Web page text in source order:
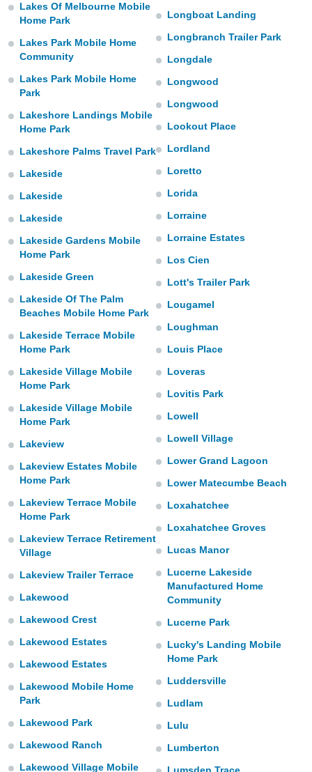
Lakes Of Melbourne Mobile
Home Park
Lakes Park Mobile Home
Community
Lakes Park Mobile Home
Park
Lakeshore Landings Mobile
Home Park
Lakeshore Palms Travel Park
Lakeside
Lakeside
Lakeside
Lakeside Gardens Mobile
Home Park
Lakeside Green
Lakeside Of The Palm
Beaches Mobile Home Park
Lakeside Terrace Mobile
Home Park
Lakeside Village Mobile
Home Park
Lakeside Village Mobile
Home Park
Lakeview
Lakeview Estates Mobile
Home Park
Lakeview Terrace Mobile
Home Park
Lakeview Terrace Retirement
Village
Lakeview Trailer Terrace
Lakewood
Lakewood Crest
Lakewood Estates
Lakewood Estates
Lakewood Mobile Home
Park
Lakewood Park
Lakewood Ranch
Lakewood Village Mobile
Longboat Landing
Longbranch Trailer Park
Longdale
Longwood
Longwood
Lookout Place
Lordland
Loretto
Lorida
Lorraine
Lorraine Estates
Los Cien
Lott's Trailer Park
Lougamel
Loughman
Louis Place
Loveras
Lovitis Park
Lowell
Lowell Village
Lower Grand Lagoon
Lower Matecumbe Beach
Loxahatchee
Loxahatchee Groves
Lucas Manor
Lucerne Lakeside
Manufactured Home
Community
Lucerne Park
Lucky's Landing Mobile
Home Park
Luddersville
Ludlam
Lulu
Lumberton